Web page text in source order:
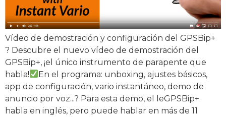
Vídeo de demostración y configuración del GPSBip+
? Descubre el nuevo vídeo de demostración del
GPSBip+, ¡el único instrumento de parapente que
habla!
En el programa: unboxing, ajustes básicos,
app de configuración, vario instantáneo, demo de
anuncio por voz...? Para esta demo, el leGPSBip+
habla en inglés, pero puede hablar en más de 11